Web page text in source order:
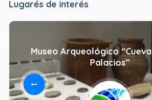
Lugarés de interés
Museo Arqueológico
Palacios”